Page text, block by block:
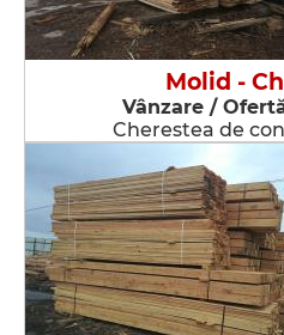
Molid -
Vânzare /
Cherestea de